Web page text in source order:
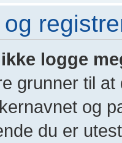
logge
grunner til
og
du er